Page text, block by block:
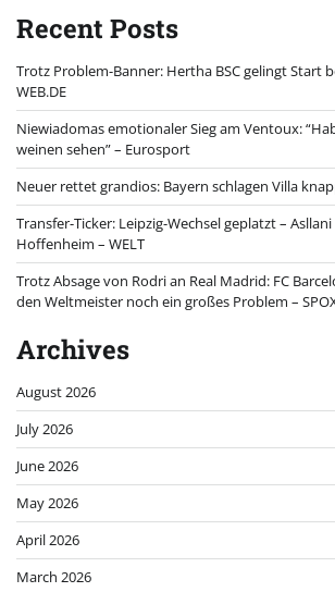
Recent Posts
Trotz Problem-Banner: Hertha BSC gelingt Start
WEB.DE
Niewiadomas emotionaler Sieg am Ventoux:
weinen sehen” – Eurosport
Neuer rettet grandios: Bayern schlagen Villa
Transfer-Ticker: Leipzig-Wechsel geplatzt –
Hoffenheim – WELT
Trotz Absage von Rodri an Real Madrid: FC
den Weltmeister noch ein großes Problem –
Archives
August 2026
July 2026
June 2026
May 2026
April 2026
March 2026